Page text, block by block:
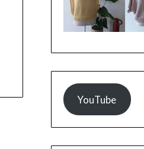
YouTube